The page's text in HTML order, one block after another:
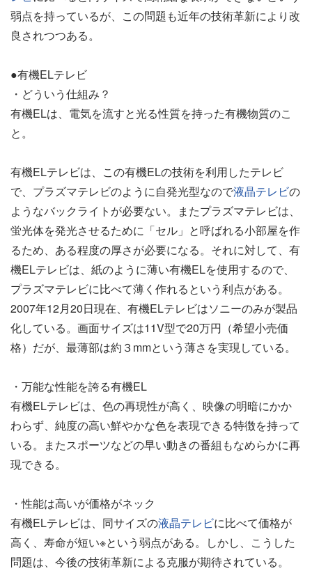
弱点を持っているが、この問題も近年の技術革新により改
良されつつある。
●有機ELテレビ
・どういう仕組み？
有機ELは、電気を流すと光る性質を持った有機物質のこ
と。
有機ELテレビは、この有機ELの技術を利用したテレビ
で、プラズマテレビのように自発光型なので液晶テレビの
ようなバックライトが必要ない。またプラズマテレビは、
蛍光体を発光させるために「セル」と呼ばれる小部屋を作
るため、ある程度の厚さが必要になる。それに対して、有
機ELテレビは、紙のように薄い有機ELを使用するので、
プラズマテレビに比べて薄く作れるという利点がある。
2007年12月20日現在、有機ELテレビはソニーのみが製品
化している。画面サイズは11V型で20万円（希望小売価
格）だが、最薄部は約３mmという薄さを実現している。
・万能な性能を誇る有機EL
有機ELテレビは、色の再現性が高く、映像の明暗にかか
わらず、純度の高い鮮やかな色を表現できる特徴を持って
いる。またスポーツなどの早い動きの番組もなめらかに再
現できる。
・性能は高いが価格がネック
有機ELテレビは、同サイズの液晶テレビに比べて価格が
高く、寿命が短い※という弱点がある。しかし、こうした
問題は、今後の技術革新による克服が期待されている。